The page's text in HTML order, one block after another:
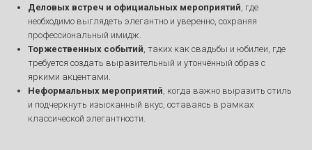
Деловых встреч и официальных мероприятий, где
необходимо выглядеть элегантно и уверенно, сохраняя
профессиональный имидж.
Торжественных событий, таких как свадьбы и юбилеи, где
требуется создать выразительный и утончённый образ с
яркими акцентами.
Неформальных мероприятий, когда важно выразить стиль
и подчеркнуть изысканный вкус, оставаясь в рамках
классической элегантности.